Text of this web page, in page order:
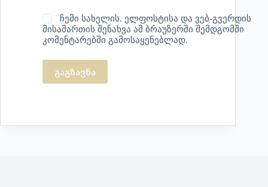
ჩემი სახელის. ელფოსტისა და ვებ-გვერდის
მისამართის შენახვა ამ ბრაუზერში შემდგომში
კომენტარებში გამოსაყენებლად.
გაგზავნა